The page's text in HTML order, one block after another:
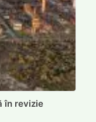
în revizie